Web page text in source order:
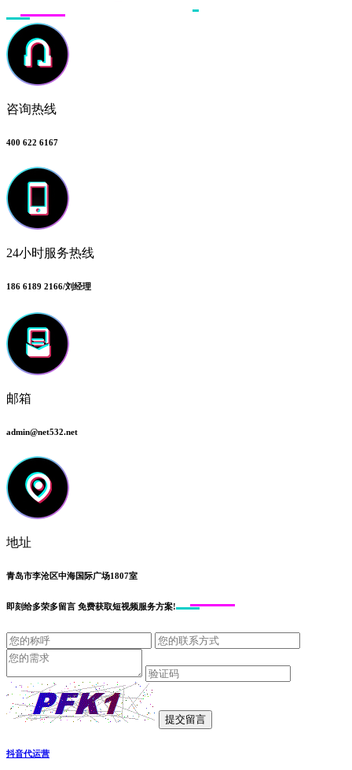
咨询热线
400 622 6167
24小时服务热线
186 6189 2166/刘经理
邮箱
admin@net532.net
地址
青岛市李沧区中海国际广场1807室
即刻给多荣多留言 免费获取短视频服务方案!
抖音代运营